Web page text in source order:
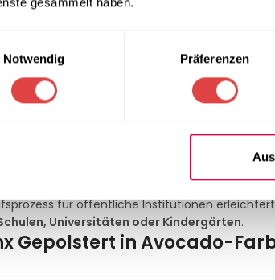
Notwendig
Präferenzen
Rohmaterial) für eine langlebige Nutzung.
Materialien
und mildem Reinigungsmittel lassen sich
Hörsäle oder Konferenzräume.
für öffentliche Institutionen
Universitäten oder Kindergärten.
Gepolstert in Avocado-